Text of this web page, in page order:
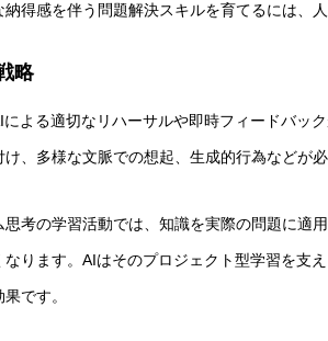
納得感を伴う問題解決スキルを育てるには、
略
よる適切なリハーサルや即時フィードバッ
、多様な文脈での想起、生成的行為などが
考の学習活動では、知識を実際の問題に適
ります。AIはそのプロジェクト型学習を支
です。